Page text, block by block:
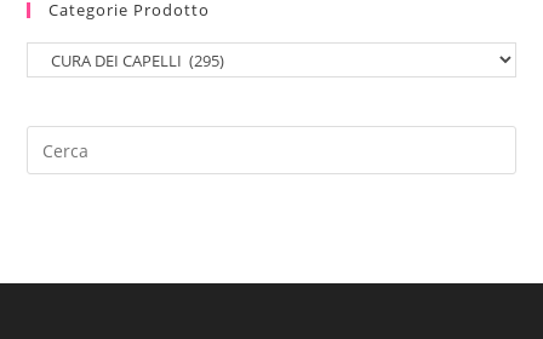
Categorie Prodotto